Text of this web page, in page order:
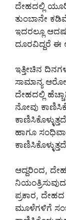
ದೇಹದಲ್ಲಿ
ತುಂಬಾನೇ
ಇದರಲ್ಲೂ
ದೂರವಿದ್ದರೆ ಈ
ಇತ್ತೀಚಿನ
ಸಾಮಾನ್ಯ
ದೇಹದಲ್ಲಿ
ನೋವು
ಹಾಗೂ
ಆದ್ದರಿಂದ,
ಪ್ರಕಾರ,
ಮೂಳೆಗಳಿಗೆ